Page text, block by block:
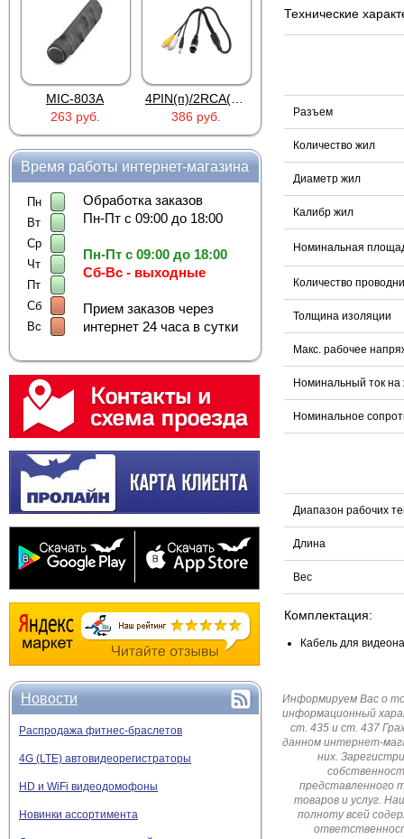
MIC-803A
263 руб.
386 руб.
4PIN(п)/2RCA(п)+DJK-11(п)
386 руб.
Время работы интернет-магазина
Пн
Вт
Ср
Чт
Пт
Сб
Вс
Обработка заказов
Пн-Пт с 09:00 до 18:00
Пн-Пт с 09:00 до 18:00
Сб-Вс - выходные
Прием заказов через
интернет 24 часа в сутки
Новости
Распродажа фитнес-браслетов
4G (LTE) автовидеорегистраторы
HD и WiFi видеодомофоны
Новинки ассортимента
Технические
Разъем
Количество жил
Диаметр жил
Калибр жил
Номинальная
Количество
Толщина изоляции
Макс. рабочее
Номинальный ток на
Номинальное
Диапазон рабочих
Длина
Вес
Комплектация:
Кабель для
Информируем Вас о
информационный
ст. 435 и ст. 437
данном интернет-
них.
представленного
товаров и услуг.
полноту всей